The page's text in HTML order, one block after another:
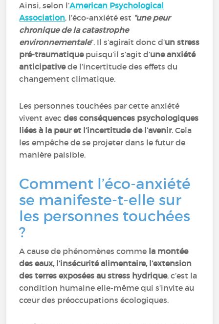
Ainsi, selon l’American Psychological
Association, l’éco-anxiété est “une peur
chronique de la catastrophe
environnementale”. Il s’agirait donc d’un stress
pré-traumatiquepuisqu’il s’agit d’une anxiété
anticipativede l’incertitude des effets du
changement climatique.
Les personnes touchées par cette anxiété
vivent avecdes conséquences psychologiques
liées à la peur et l’incertitude de l’avenir. Cela
les empêche de se projeter dans le futur de
manière paisible.
Comment l’éco-anxiété
se manifeste-t-elle sur
les personnes touchées
?
A cause de phénomènes comme la montée
des eaux, l’insécurité alimentaire, l’extension
des terres exposées au stress hydrique, c’est la
condition humaine elle-même qui s’invite au
cœur des préoccupations écologiques.